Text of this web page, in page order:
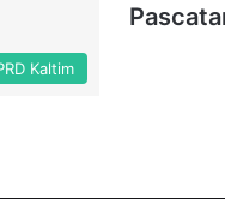
Kaltim